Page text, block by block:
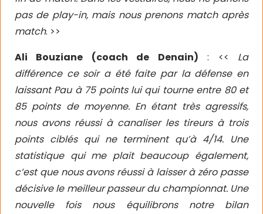
pas de play-in, mais nous prenons match après
match. >>
Ali Bouziane (coach de Denain) : << La
différence ce soir a été faite par la défense en
laissant Pau à 75 points lui qui tourne entre 80 et
85 points de moyenne. En étant très agressifs,
nous avons réussi à canaliser les tireurs à trois
points ciblés qui ne terminent qu’à 4/14. Une
statistique qui me plait beaucoup également,
c’est que nous avons réussi à laisser à zéro passe
décisive le meilleur passeur du championnat. Une
nouvelle fois nous équilibrons notre bilan